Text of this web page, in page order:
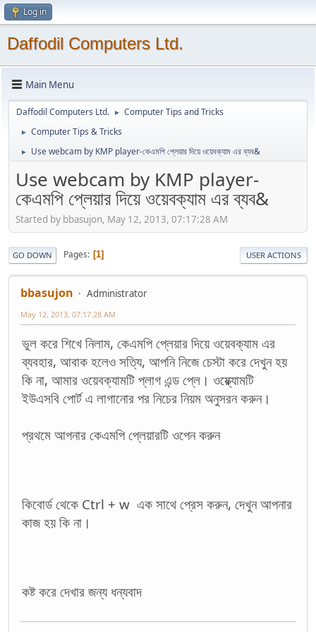
Log in
Daffodil Computers Ltd.
Main Menu
Daffodil Computers Ltd. ► Computer Tips and Tricks
► Computer Tips & Tricks
► Use webcam by KMP player-কেএমপি প্লেয়ার দিয়ে ওয়েবক্যাম এর ব্যব&
Use webcam by KMP player-
কেএমপি প্লেয়ার দিয়ে ওয়েবক্যাম এর ব্যব&
Started by bbasujon, May 12, 2013, 07:17:28 AM
GO DOWN Pages 1 USER ACTIONS
bbasujon Administrator
May 12, 2013, 07:17:28 AM
ভুল করে শিখে নিলাম, কেএমপি প্লেয়ার দিয়ে ওয়েবক্যাম এর
ব্যবহার, আবাক হলেও সত্যি, আপনি নিজে চেস্টা করে দেখুন হয়
কি না, আমার ওয়েবক্যামটি প্লাগ এন্ড প্লে। ওয়্ক্যোমটি
ইউএসবি পোর্ট এ লাগানোর পর নিচের নিয়ম অনুসরন করুন।
প্রথমে আপনার কেএমপি প্লেয়ারটি ওপেন করুন
কিবোর্ড থেকে Ctrl + w এক সাথে প্রেস করুন, দেখুন আপনার
কাজ হয় কি না।
কষ্ট করে দেখার জন্য ধন্যবাদ